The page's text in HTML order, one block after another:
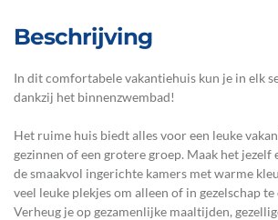
Beschrijving
In dit comfortabele vakantiehuis kun je in elk
dankzij het binnenzwembad!
Het ruime huis biedt alles voor een leuke
gezinnen of een grotere groep. Maak het
de smaakvol ingerichte kamers met warme
veel leuke plekjes om alleen of in gezelschap
Verheug je op gezamenlijke maaltijden,